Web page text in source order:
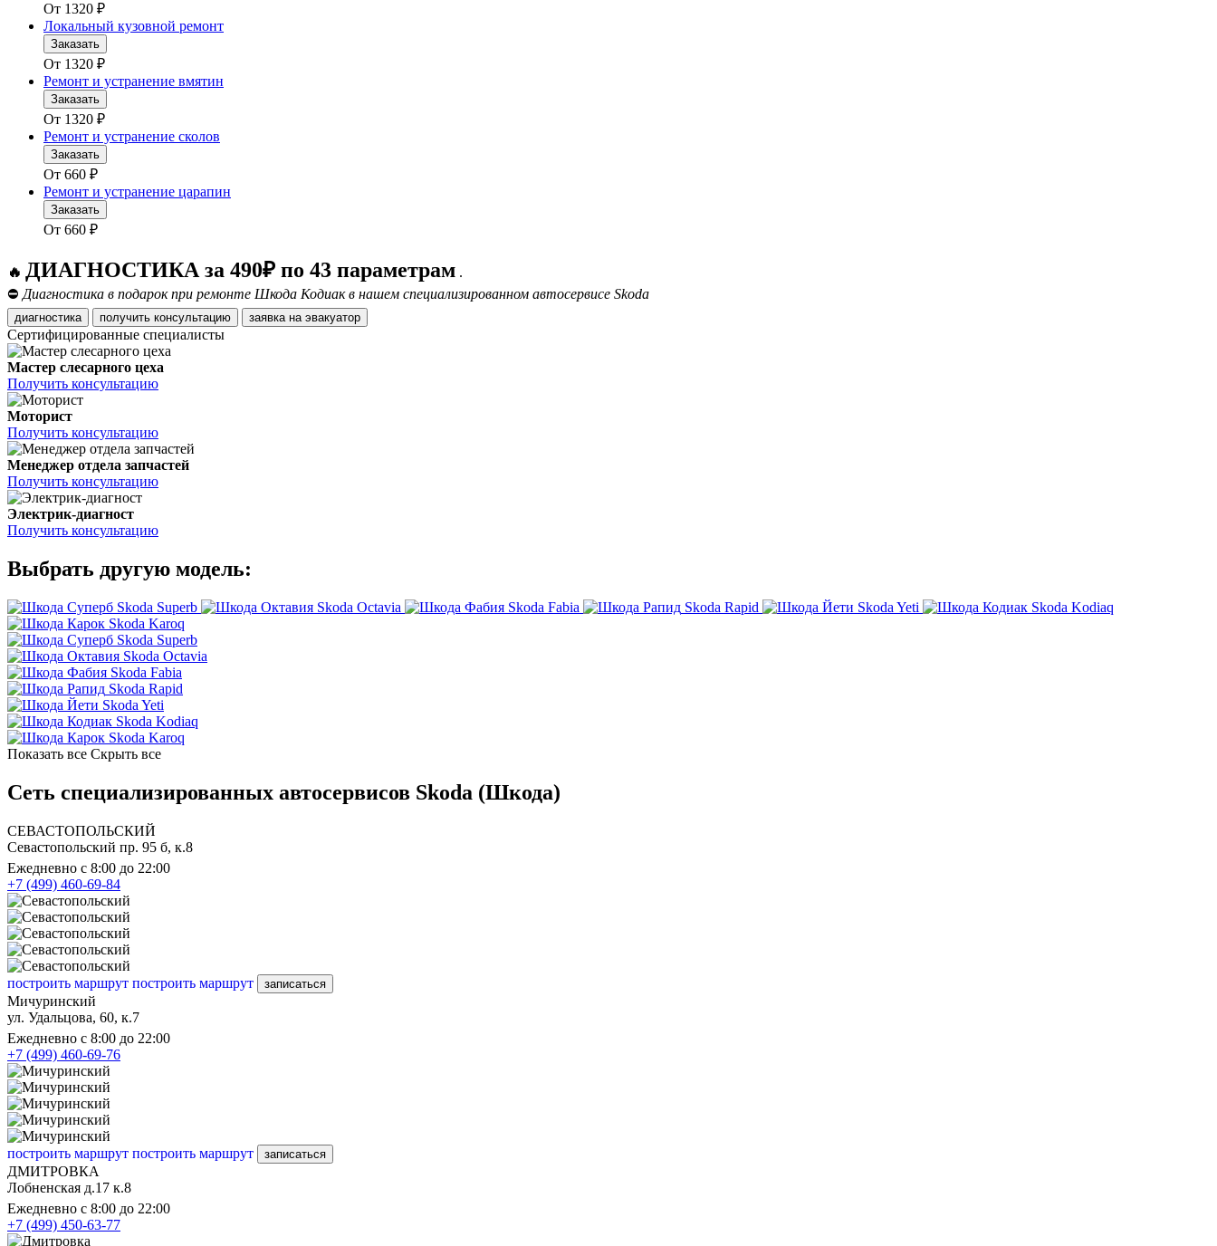
От 1320 ₽
Локальный кузовной ремонт
Заказать
От 1320 ₽
Ремонт и устранение вмятин
Заказать
От 1320 ₽
Ремонт и устранение сколов
Заказать
От 660 ₽
Ремонт и устранение царапин
Заказать
От 660 ₽
🔥 ДИАГНОСТИКА за 490₽ по 43 параметрам .
⛔ Диагностика в подарок при ремонте Шкода Кодиак в нашем специализированном автосервисе Skoda
диагностика получить консультацию заявка на эвакуатор
Сертифицированные специалисты
Мастер слесарного цеха
Получить консультацию
Моторист
Получить консультацию
Менеджер отдела запчастей
Получить консультацию
Электрик-диагност
Получить консультацию
Выбрать другую модель:
Skoda Superb Skoda Octavia Skoda Fabia Skoda Rapid Skoda Yeti
Skoda Kodiaq
Skoda Karoq
Skoda Superb
Skoda Octavia
Skoda Fabia
Skoda Rapid
Skoda Yeti
Skoda Kodiaq
Skoda Karoq
Показать все Скрыть все
Сеть специализированных автосервисов Skoda (Шкода)
СЕВАСТОПОЛЬСКИЙ
Севастопольский пр. 95 б, к.8
Ежедневно с 8:00 до 22:00
+7 (499) 460-69-84
построить маршрут построить маршрут записаться
Мичуринский
ул. Удальцова, 60, к.7
Ежедневно с 8:00 до 22:00
+7 (499) 460-69-76
построить маршрут построить маршрут записаться
ДМИТРОВКА
Лобненская д.17 к.8
Ежедневно с 8:00 до 22:00
+7 (499) 450-63-77